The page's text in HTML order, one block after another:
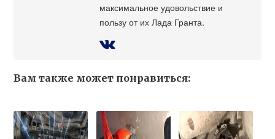
максимальное удовольствие и
пользу от их Лада Гранта.
Вам также может понравиться: